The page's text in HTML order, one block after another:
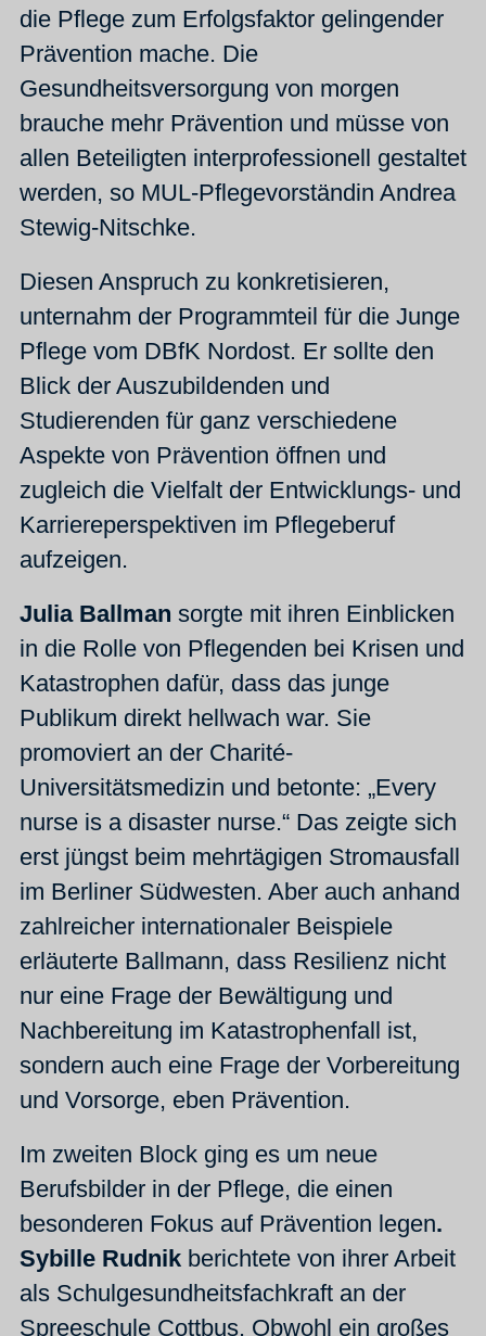
die Pflege zum Erfolgsfaktor gelingender
Prävention mache. Die
Gesundheitsversorgung von morgen
brauche mehr Prävention und müsse von
allen Beteiligten interprofessionell gestaltet
werden, so MUL-Pflegevorständin Andrea
Stewig-Nitschke.
Diesen Anspruch zu konkretisieren,
unternahm der Programmteil für die Junge
Pflege vom DBfK Nordost. Er sollte den
Blick der Auszubildenden und
Studierenden für ganz verschiedene
Aspekte von Prävention öffnen und
zugleich die Vielfalt der Entwicklungs- und
Karriereperspektiven im Pflegeberuf
aufzeigen.
Julia Ballman sorgte mit ihren Einblicken
in die Rolle von Pflegenden bei Krisen und
Katastrophen dafür, dass das junge
Publikum direkt hellwach war. Sie
promoviert an der Charité-
Universitätsmedizin und betonte: „Every
nurse is a disaster nurse.“ Das zeigte sich
erst jüngst beim mehrtägigen Stromausfall
im Berliner Südwesten. Aber auch anhand
zahlreicher internationaler Beispiele
erläuterte Ballmann, dass Resilienz nicht
nur eine Frage der Bewältigung und
Nachbereitung im Katastrophenfall ist,
sondern auch eine Frage der Vorbereitung
und Vorsorge, eben Prävention.
Im zweiten Block ging es um neue
Berufsbilder in der Pflege, die einen
besonderen Fokus auf Prävention legen.
Sybille Rudnik berichtete von ihrer Arbeit
als Schulgesundheitsfachkraft an der
Spreeschule Cottbus. Obwohl ein großes